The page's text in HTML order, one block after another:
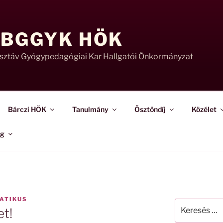
HÖK
Gyógypedagógiai Kar Hallgatói Önkormányzat
Bárczi HÖK Tanulmány Ösztöndíj Közélet